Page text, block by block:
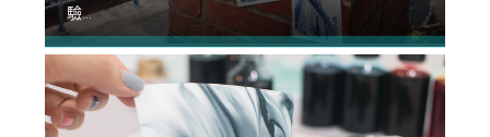
驗...